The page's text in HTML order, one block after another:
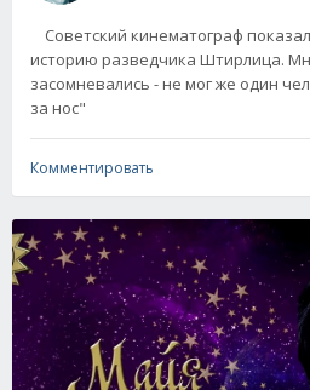
Советский кинематограф
историю разведчика Штирлица.
засомневались - не мог же один
за нос"
Комментировать